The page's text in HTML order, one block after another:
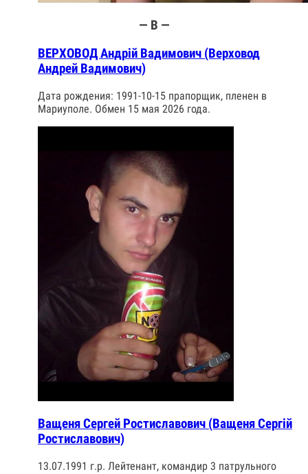
— В —
ВЕРХОВОД Андрій Вадимович (Верховод
Андрей Вадимович)
Дата рождения: 1991-10-15 прапорщик, пленен в
Мариуполе. Обмен 15 мая 2026 года.
Ващеня Сергей Ростиславович (Ващеня Сергій
Ростиславович)
13.07.1991 г.р. Лейтенант, командир 3 патрульного